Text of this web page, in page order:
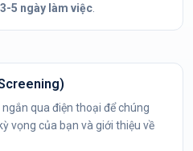
3-5 ngày làm việc.
qua điện thoại để chúng
vọng của bạn và giới thiệu về